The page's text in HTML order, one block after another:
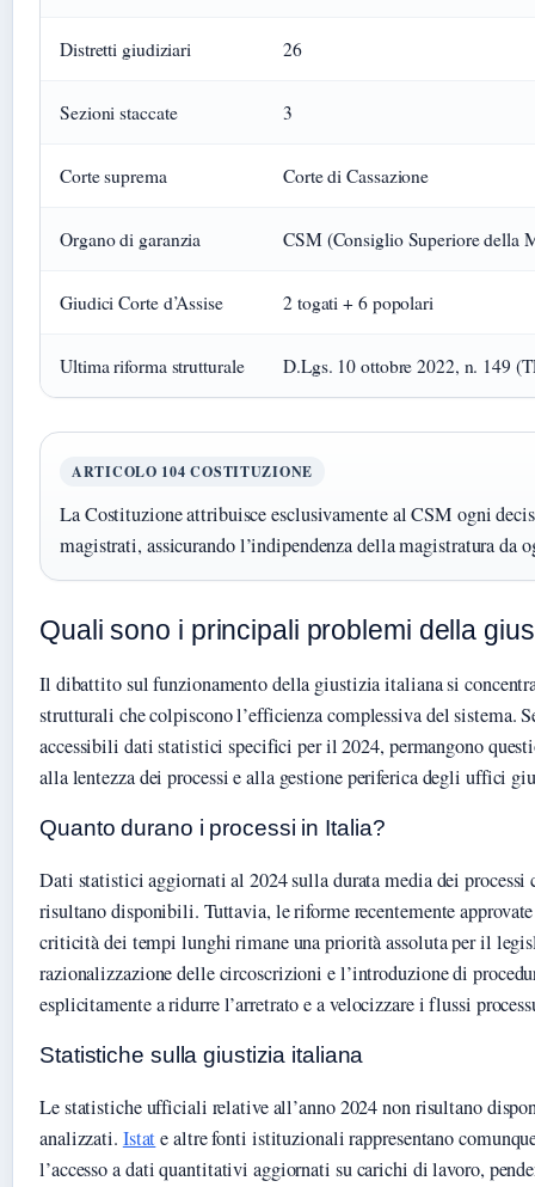
Distretti giudiziari 26
Sezioni staccate 3
Corte suprema Corte di Cassazione
Organo di garanzia CSM (Consiglio Superiore della
Giudici Corte d’Assise 2 togati + 6 popolari
Ultima riforma strutturale D.Lgs. 10 ottobre 2022, n. 149
ARTICOLO 104 COSTITUZIONE
La Costituzione attribuisce esclusivamente al CSM ogni
magistrati, assicurando l’indipendenza della magistratura da
Quali sono i principali problemi della
Il dibattito sul funzionamento della giustizia italiana si
strutturali che colpiscono l’efficienza complessiva del sistema.
accessibili dati statistici specifici per il 2024, permangono
alla lentezza dei processi e alla gestione periferica degli uffici
Quanto durano i processi in Italia?
Dati statistici aggiornati al 2024 sulla durata media dei
risultano disponibili. Tuttavia, le riforme recentemente
criticità dei tempi lunghi rimane una priorità assoluta per il
razionalizzazione delle circoscrizioni e l’introduzione di
esplicitamente a ridurre l’arretrato e a velocizzare i flussi
Statistiche sulla giustizia italiana
Le statistiche ufficiali relative all’anno 2024 non risultano
analizzati. Istate altre fonti istituzionali rappresentano
l’accesso a dati quantitativi aggiornati su carichi di lavoro,